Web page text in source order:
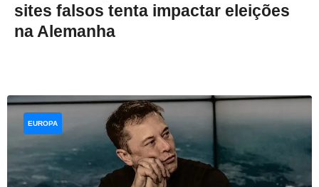
sites falsos tenta impactar eleições
na Alemanha
EUROPA